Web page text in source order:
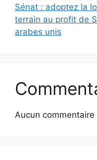
Sénat : adoptez la
terrain au profit de
arabes unis
Aucun